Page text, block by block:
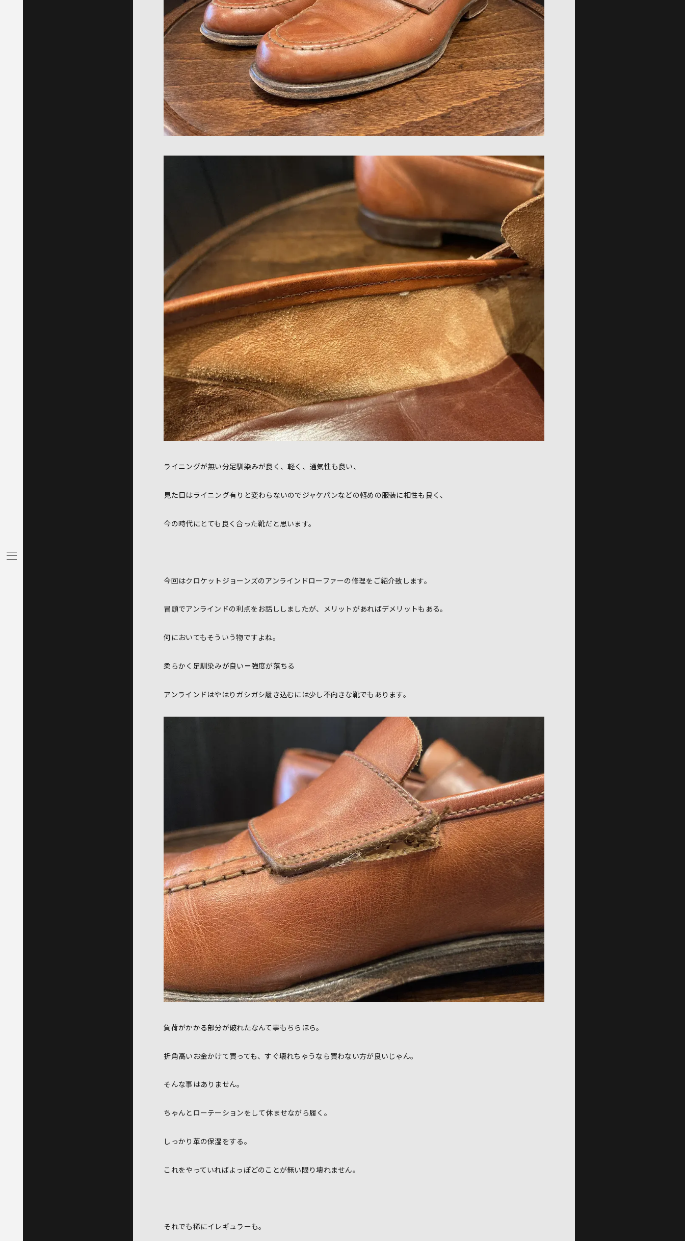
ライニングが無い分足馴染みが良く、軽く、通気性も良い、
見た目はライニング有りと変わらないのでジャケパンなどの軽めの服装に相性も良く、
今の時代にとても良く合った靴だと思います。
今回はクロケットジョーンズのアンラインドローファーの修理をご紹介致します。
冒頭でアンラインドの利点をお話ししましたが、メリットがあればデメリットもある。
何においてもそういう物ですよね。
柔らかく足馴染みが良い＝強度が落ちる
アンラインドはやはりガシガシ履き込むには少し不向きな靴でもあります。
負荷がかかる部分が破れたなんて事もちらほら。
折角高いお金かけて買っても、すぐ壊れちゃうなら買わない方が良いじゃん。
そんな事はありません。
ちゃんとローテーションをして休ませながら履く。
しっかり革の保湿をする。
これをやっていればよっぽどのことが無い限り壊れません。
それでも稀にイレギュラーも。